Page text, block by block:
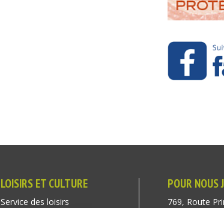
LOISIRS ET CULTURE
Service des loisirs
POUR NOUS
769, Route